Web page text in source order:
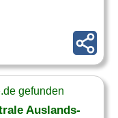
gefunden
Auslands-